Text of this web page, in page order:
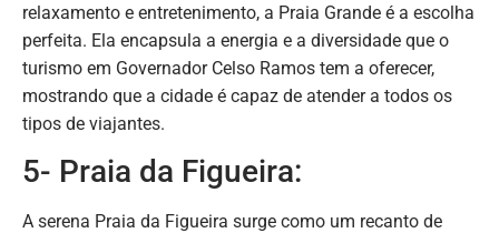
relaxamento e entretenimento, a Praia Grande é a escolha
perfeita. Ela encapsula a energia e a diversidade que o
turismo em Governador Celso Ramos tem a oferecer,
mostrando que a cidade é capaz de atender a todos os
tipos de viajantes.
5- Praia da Figueira:
A serena Praia da Figueira surge como um recanto de